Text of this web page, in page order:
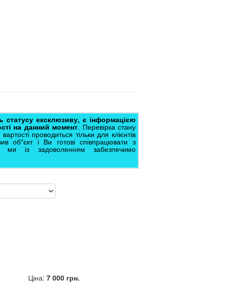
статусу ексклюзиву, є інформацією
на данний момент. Перевірка стану
проводиться тільки для клієнтів
об"єкт і Ви готові співпрацювати з
із задоволенням забезпечимо
Ціна: 7 000 грн.